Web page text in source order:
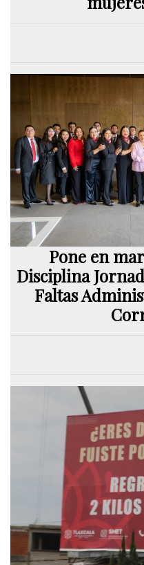
Pone en
Disciplina
Faltas